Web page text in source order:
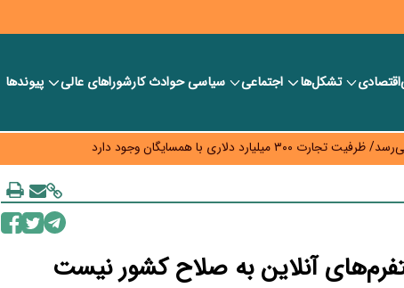
اقتصادی تشکل‌ها اجتماعی سیاسیحوادث کارشورا‎های عالی پیوندها
آزاد و ویژه اقتصادی واگذار شد
دلاری با همسایگان وجود دارد
مردم نرسید؟
درباره قیمت و سهمیه بنزین همچنان در انتظار تأمین منابع و جمع‌بندی نهایی
آنلاین به صلاح کشور نیست